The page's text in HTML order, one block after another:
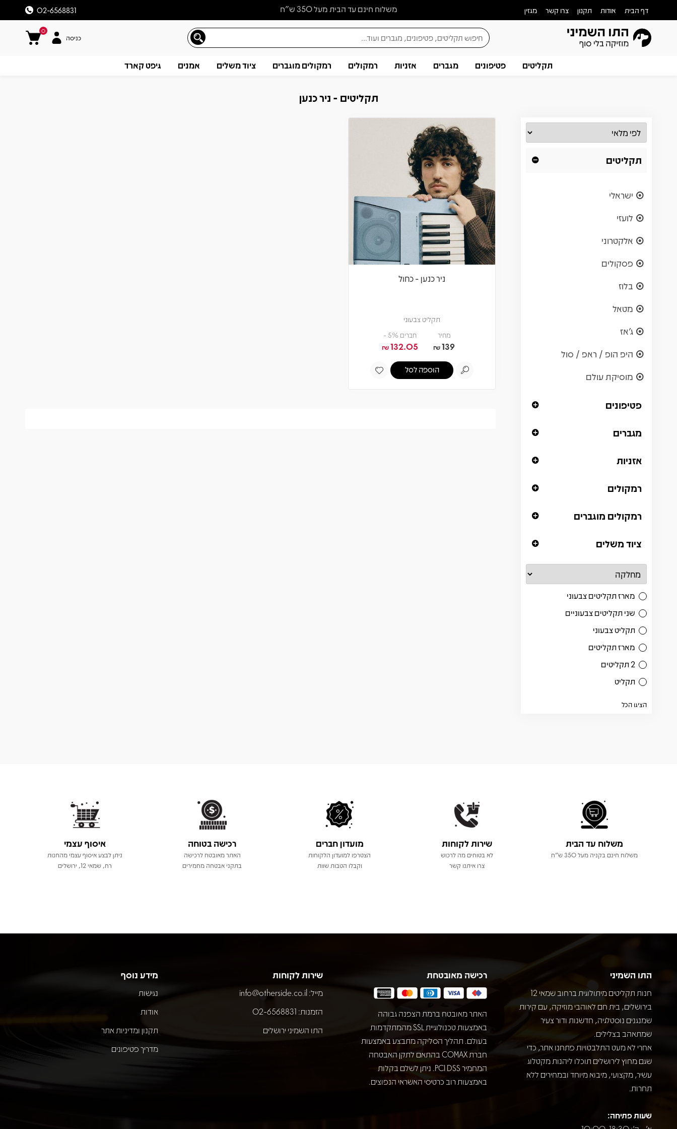
משלוח חינם עד הבית מעל 350 ש״ח דף הבית אודות תקנון צרו קשר מגזין 02-6568831
0
כניסה
תקליטים פטיפונים מגברים אזניות רמקולים רמקולים מוגברים ציוד משלים אמנים גיפט קארד
תקליטים - ניר כנען
תקליטים
ישראלי
לועזי
אלקטרוני
פסקולים
בלוז
מטאל
ג'אז
היפ הופ / ראפ / סול
מוסיקת עולם
פטיפונים
מגברים
אזניות
רמקולים
רמקולים מוגברים
ציוד משלים
מארז תקליטים צבעוני
שני תקליטים צבעוניים
תקליט צבעוני
מארז תקליטים
2 תקליטים
תקליט
הציגו הכל
ניר כנען - כחול
תקליט צבעוני
מחיר
139
₪
חברים 5% -
132.05
₪
הוספה לסל
משלוח עד הבית
משלוח חינם בקניה מעל 350 ש"ח
שירות לקוחות
לא בטוחים מה לרכוש
צרו איתנו קשר
מועדון חברים
הצטרפו למועדון הלקוחות
וקבלו הטבות שוות
רכישה בטוחה
האתר מאובטח לרכישה
בתקני אבטחה מחמירים
איסוף עצמי
ניתן לבצע איסוף עצמי מהחנות
רח, שמאי 12, ירושלים
התו השמיני
חנות תקליטים מיתולוגית ברחוב שמאי 12
בירושלים, בית חם לאוהבי מוזיקה, עם קירות
שמנגנים נוסטלגיה, חדשנות ודור צעיר
שמתאהב בצלילים.
אחרי לא מעט התלבטויות פתחנו אתר, כדי
שגם מחוץ לירושלים תוכלו ליהנות מקטלוג
עשיר, מקצועי, מיבוא מיוחד ובמחירים ללא
תחרות.
שעות פתיחה:
רכישה מאובטחת
האתר מאובטח ברמת הצפנה גבוהה
באמצעות טכנולוגיית SSL מהמתקדמות
בעולם. תהליך הסליקה מתבצע באמצעות
חברת COMAX בהתאם לתקן האבטחה
המחמיר PCI DSS. ניתן לשלם בקלות
באמצעות רוב כרטיסי האשראי הנפוצים.
שירות לקוחות
מייל: info@otherside.co.il
הזמנות: 02-6568831
התו השמיני ירושלים
מידע נוסף
נגישות
אודות
תקנון ומדיניות אתר
מדריך פטיפונים